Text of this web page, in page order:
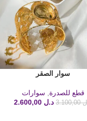
سوار الصقر
قطع للصدرة سوارات
3.100,00 د.ل